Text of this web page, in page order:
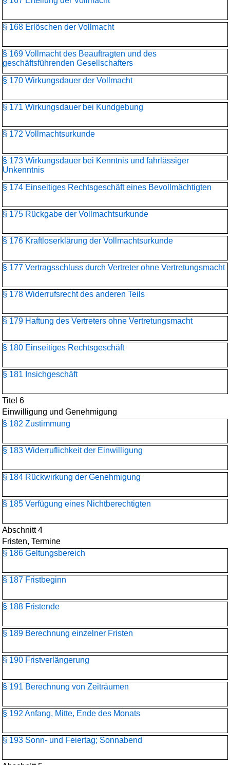
§ 168 Erlöschen der Vollmacht
§ 169 Vollmacht des Beauftragten und des
geschäftsführenden Gesellschafters
§ 170 Wirkungsdauer der Vollmacht
§ 171 Wirkungsdauer bei Kundgebung
§ 172 Vollmachtsurkunde
§ 173 Wirkungsdauer bei Kenntnis und fahrlässiger
Unkenntnis
§ 174 Einseitiges Rechtsgeschäft eines Bevollmächtigten
§ 175 Rückgabe der Vollmachtsurkunde
§ 176 Kraftloserklärung der Vollmachtsurkunde
§ 177 Vertragsschluss durch Vertreter ohne Vertretungsmacht
§ 178 Widerrufsrecht des anderen Teils
§ 179 Haftung des Vertreters ohne Vertretungsmacht
§ 180 Einseitiges Rechtsgeschäft
§ 181 Insichgeschäft
Titel 6
Einwilligung und Genehmigung
§ 182 Zustimmung
§ 183 Widerruflichkeit der Einwilligung
§ 184 Rückwirkung der Genehmigung
§ 185 Verfügung eines Nichtberechtigten
Abschnitt 4
Fristen, Termine
§ 186 Geltungsbereich
§ 187 Fristbeginn
§ 188 Fristende
§ 189 Berechnung einzelner Fristen
§ 190 Fristverlängerung
§ 191 Berechnung von Zeiträumen
§ 192 Anfang, Mitte, Ende des Monats
§ 193 Sonn- und Feiertag; Sonnabend